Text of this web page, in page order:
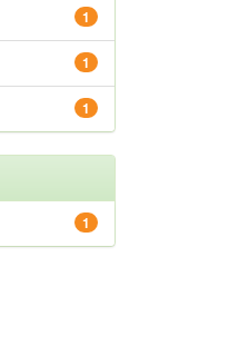
1
1
1
1